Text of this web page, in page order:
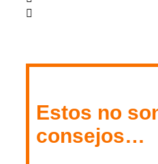
Estos no
consejos…